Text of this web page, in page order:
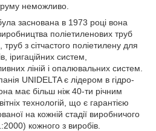
неможливо.
заснована в 1973 році вона
поліетиленових труб
труб з сітчастого поліетилену для
іригаційних систем,
ліній і опалювальних систем.
UNIDELTA є лідером в гідро-
має більш ніж 40-ти річним
технологій, що є гарантією
на кожній стадії виробничого
кожного з виробів.